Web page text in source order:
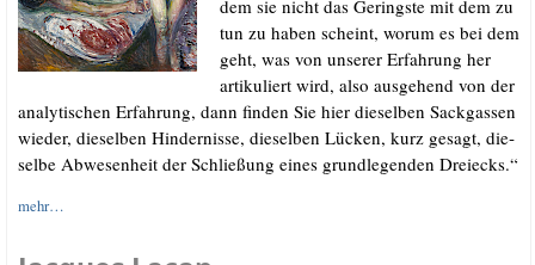
dem sie nicht das Gerings­te mit dem zu
tun zu haben scheint, wor­um es bei dem
geht, was von unse­rer Erfah­rung her
arti­ku­liert wird, also aus­ge­hend von der
ana­ly­ti­schen Erfah­rung, dann fin­den Sie hier die­sel­ben Sack­gas­sen
wie­der, die­sel­ben Hin­der­nis­se, die­sel­ben Lücken, kurz gesagt, die­
sel­be Abwe­sen­heit der Schlie­ßung eines grund­le­gen­den Dreiecks.“
mehr…